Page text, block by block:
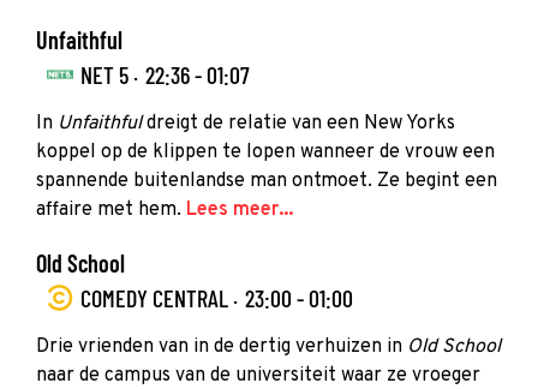
Unfaithful
NET 5 · 22:36 - 01:07
In Unfaithfuldreigt de relatie van een New Yorks
koppel op de klippen te lopen wanneer de vrouw een
spannende buitenlandse man ontmoet. Ze begint een
affaire met hem. Lees meer...
Old School
COMEDY CENTRAL · 23:00 - 01:00
Drie vrienden van in de dertig verhuizen in Old School
naar de campus van de universiteit waar ze vroeger